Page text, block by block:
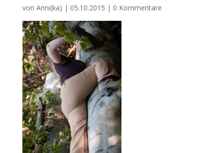
von Anni(ka) | 05.10.2015 | 0 Kommentare